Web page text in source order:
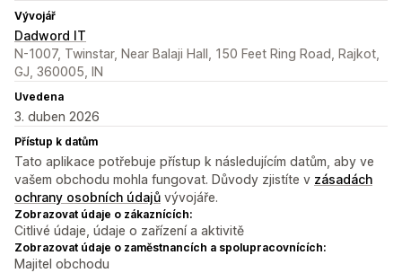
Vývojář
Dadword IT
N-1007, Twinstar, Near Balaji Hall, 150 Feet Ring Road, Rajkot,
GJ, 360005, IN
Uvedena
3. duben 2026
Přístup k datům
Tato aplikace potřebuje přístup k následujícím datům, aby ve
vašem obchodu mohla fungovat. Důvody zjistíte v zásadách
ochrany osobních údajů vývojáře.
Zobrazovat údaje o zákaznících:
Citlivé údaje, údaje o zařízení a aktivitě
Zobrazovat údaje o zaměstnancích a spolupracovnících:
Majitel obchodu